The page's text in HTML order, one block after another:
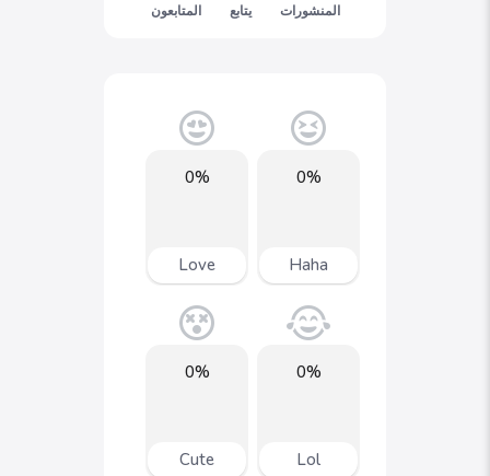
المنشورات يتابع المتابعون
0%
Haha
0%
Love
0%
Lol
0%
Cute